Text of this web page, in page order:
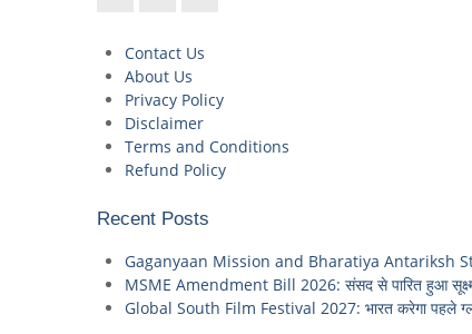
Contact Us
About Us
Privacy Policy
Disclaimer
Terms and Conditions
Refund Policy
Recent Posts
Gaganyaan Mission and Bharatiya Antariksh
MSME Amendment Bill 2026: संसद से पारित हुआ
Global South Film Festival 2027: भारत करेगा पहले